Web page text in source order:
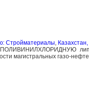
Стройматериалы,
магистральных газо-